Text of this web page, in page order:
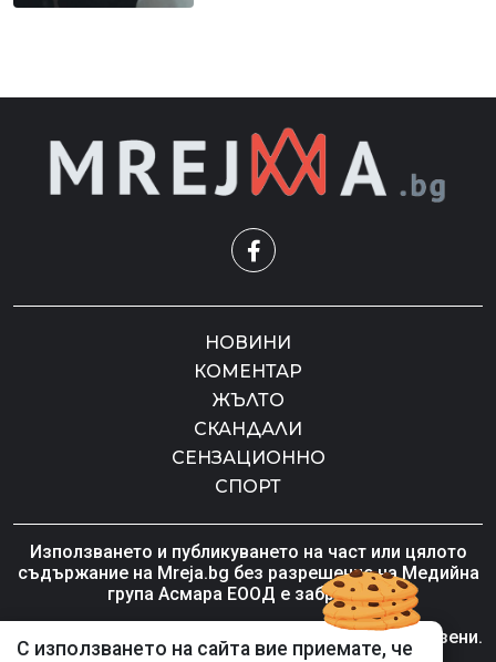
С използването на сайта вие приемате, че
НОВИНИ
КОМЕНТАР
ЖЪЛТО
СКАНДАЛИ
СЕНЗАЦИОННО
СПОРТ
Използването и публикуването на част или цялото
съдържание на Mreja.bg без разрешение на Медийна
група Асмара ЕООД е забранено.
© 2010 - 2026 | Mreja.bg. Всички права запазени.